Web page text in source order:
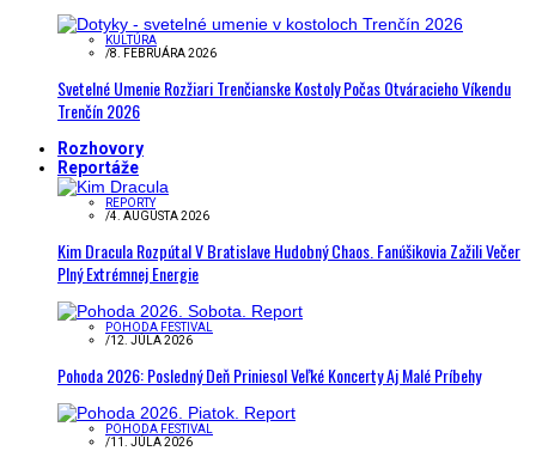
KULTÚRA
/8. FEBRUÁRA 2026
Svetelné Umenie Rozžiari Trenčianske Kostoly Počas Otváracieho Víkendu
Trenčín 2026
Rozhovory
Reportáže
REPORTY
/4. AUGUSTA 2026
Kim Dracula Rozpútal V Bratislave Hudobný Chaos. Fanúšikovia Zažili Večer
Plný Extrémnej Energie
POHODA FESTIVAL
/12. JÚLA 2026
Pohoda 2026: Posledný Deň Priniesol Veľké Koncerty Aj Malé Príbehy
POHODA FESTIVAL
/11. JÚLA 2026